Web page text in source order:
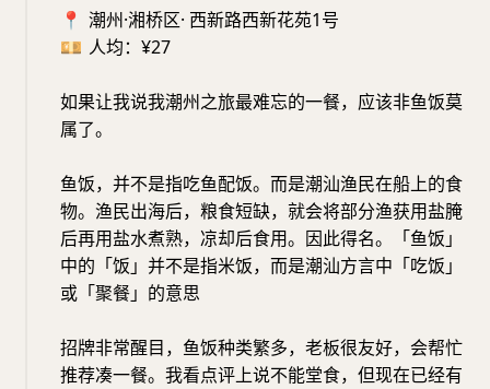
📍 潮州·湘桥区· 西新路西新花苑1号
💴 人均：¥27
如果让我说我潮州之旅最难忘的一餐，应该非鱼饭莫
属了。
鱼饭，并不是指吃鱼配饭。而是潮汕渔民在船上的食
物。渔民出海后，粮食短缺，就会将部分渔获用盐腌
后再用盐水煮熟，凉却后食用。因此得名。「鱼饭」
中的「饭」并不是指米饭，而是潮汕方言中「吃饭」
或「聚餐」的意思
招牌非常醒目，鱼饭种类繁多，老板很友好，会帮忙
推荐凑一餐。我看点评上说不能堂食，但现在已经有